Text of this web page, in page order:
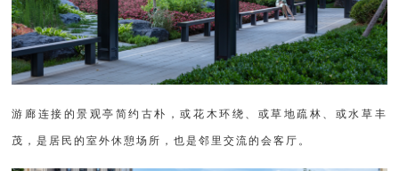
游廊连接的景观亭简约古朴，或花木环绕、或草地疏林、或水草丰
茂，是居民的室外休憩场所，也是邻里交流的会客厅。